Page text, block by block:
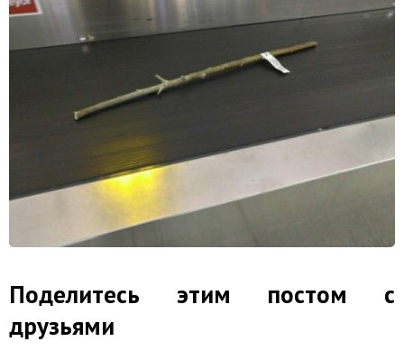
Поделитесь этим постом с
друзьями